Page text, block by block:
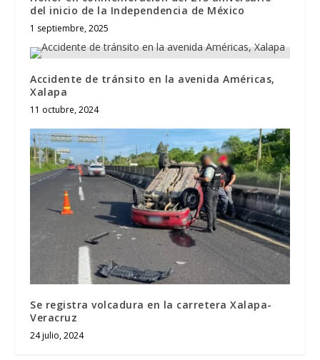
del inicio de la Independencia de México
1 septiembre, 2025
Accidente de tránsito en la avenida Américas,
Xalapa
11 octubre, 2024
Se registra volcadura en la carretera Xalapa-
Veracruz
24 julio, 2024